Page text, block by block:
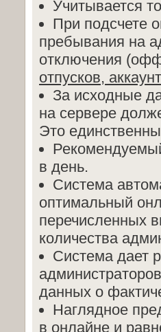
Учитывается
При подсчете
пребывания на
отключения
отпусков,
За исходные
на сервере
Это
в день.
Система
оптимальный
перечисленных
количества
Система дает
данных о
Наглядное
в онлайне и